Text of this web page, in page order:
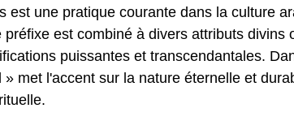
est une pratique courante dans la culture
est combiné à divers attributs divins
puissantes et transcendantales.
met l'accent sur la nature éternelle et